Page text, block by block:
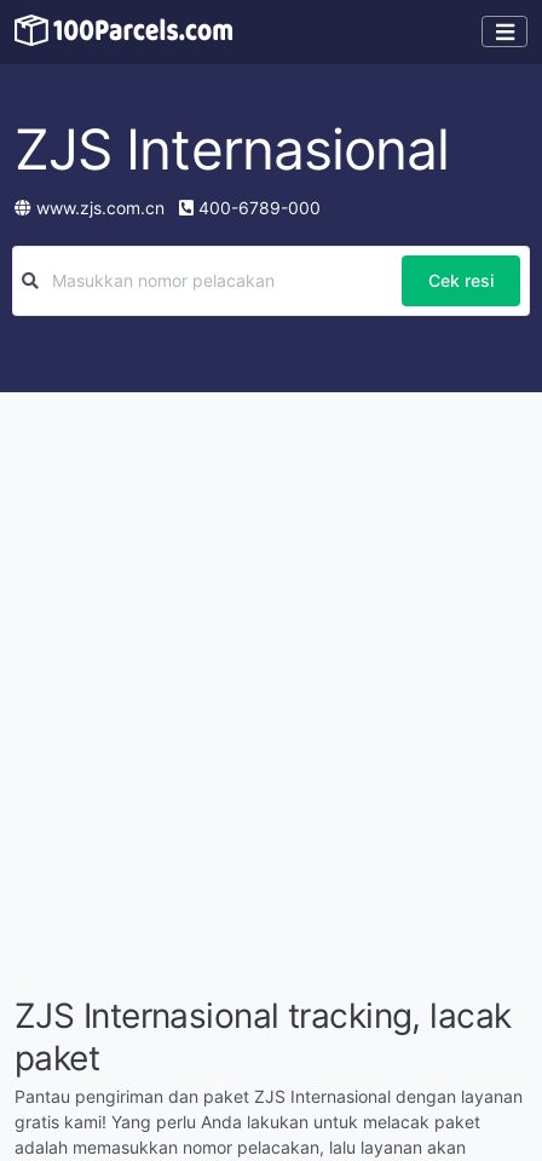
ZJS Internasional
www.zjs.com.cn 400-6789-000
Cek resi
ZJS Internasional tracking, lacak
paket
Pantau pengiriman dan paket ZJS Internasional dengan layanan
gratis kami! Yang perlu Anda lakukan untuk melacak paket
adalah memasukkan nomor pelacakan, lalu layanan akan